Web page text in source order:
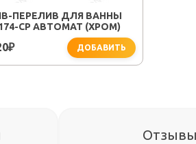
ПЕРЕЛИВ ДЛЯ ВАННЫ
CP АВТОМАТ (ХРОМ)
₽ ДОБАВИТЬ
Отзывы